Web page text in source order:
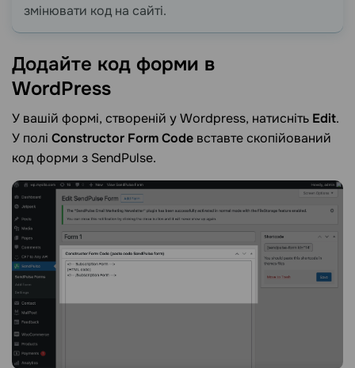
змінювати код на сайті.
Додайте код форми в
WordPress
У вашій формі, створеній у Wordpress, натисніть Edit.
У полі Constructor Form Code вставте скопійований
код форми з SendPulse.